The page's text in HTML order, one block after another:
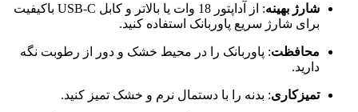
شارژ بهینه
: از آداپتور 18 وات یا بالاتر و کابل USB-C باکیفیت
برای شارژ سریع پاوربانک استفاده کنید.
محافظت: پاوربانک را در محیط خشک و دور از رطوبت نگه
دارید.
تمیزکاری: بدنه را با دستمال نرم و خشک تمیز کنید.